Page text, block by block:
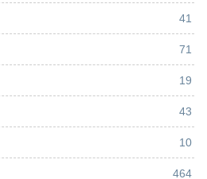
41
71
19
43
10
464